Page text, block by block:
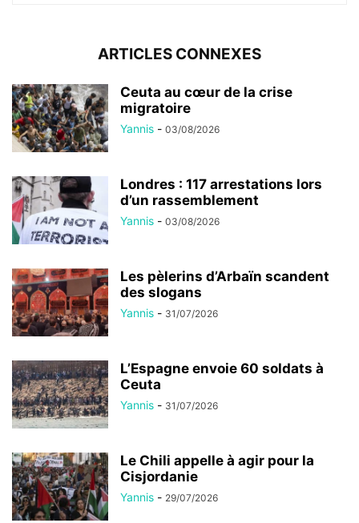
ARTICLES CONNEXES
Ceuta au cœur de la crise
migratoire
Yannis - 03/08/2026
Londres : 117 arrestations lors
d’un rassemblement
Yannis - 03/08/2026
Les pèlerins d’Arbaïn scandent
des slogans
Yannis - 31/07/2026
L’Espagne envoie 60 soldats à
Ceuta
Yannis - 31/07/2026
Le Chili appelle à agir pour la
Cisjordanie
Yannis - 29/07/2026